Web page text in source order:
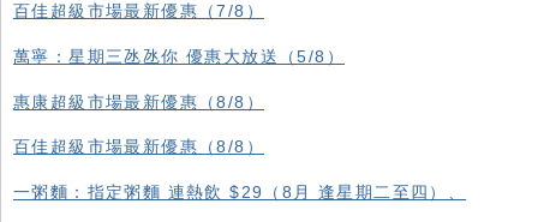
百佳超級市場最新優惠（7/8）
萬寧：星期三氹氹你 優惠大放送（5/8）
惠康超級市場最新優惠（8/8）
百佳超級市場最新優惠（8/8）
一粥麵：指定粥麵 連熱飲 $29（8月 逢星期二至四）、